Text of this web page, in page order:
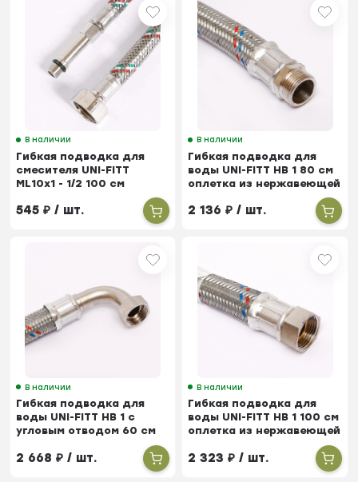
В наличии
Гибкая подводка для
смесителя UNI-FITT
МL10х1 - 1/2 100 см
оплетка из нержавеющей
стали
545₽ / шт.
В наличии
Гибкая подводка для
воды UNI-FITT НВ 1 80 см
оплетка из нержавеющей
стали антивибрационная
2 136₽ / шт.
В наличии
Гибкая подводка для
воды UNI-FITT НВ 1 с
угловым отводом 60 см
оплетка из нержавеющей
стали антивибрационная
2 668₽ / шт.
В наличии
Гибкая подводка для
воды UNI-FITT НВ 1 100 см
оплетка из нержавеющей
стали антивибрационная
2 323₽ / шт.